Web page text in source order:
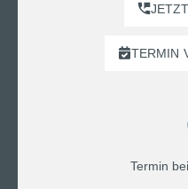
TERMIN
Termin